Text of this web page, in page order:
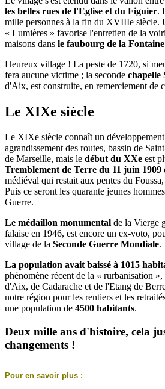
les belles rues de l'Eglise et du Figuier.
mille personnes à la fin du XVIIIe siècle.
« Lumières » favorise l'entretien de la
maisons dans le faubourg de la Fontaine
Heureux village ! La peste de 1720, si
fera aucune victime ; la seconde chapelle
d'Aix, est construite, en remerciement de
Le XIXe siècle
Le XIXe siècle connaît un
agrandissement des routes, bassin de
de Marseille, mais le début du XXe est
Tremblement de Terre du 11 juin 1909
médiéval qui restait aux pentes du
Puis ce seront les quarante jeunes
Guerre.
Le médaillon monumental de la Vierge
falaise en 1946, est encore un ex-voto,
village de la Seconde Guerre Mondiale.
La population avait baissé à 1015
phénomène récent de la « rurbanisation
d'Aix, de Cadarache et de l'Etang de
notre région pour les rentiers et les
une population de 4500 habitants.
Deux mille ans d'histoire, cela
changements !
Pour en savoir plus :